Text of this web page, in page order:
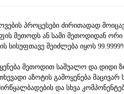
პროცესები ძირითადად
მეთოდს ან სამი მეთოდიდან ორი
სისუფთავე შეიძლება იყოს
მეთოდით საშუალო და დიდი
აზოტის გამოყენება მაცივარ
და სხვა